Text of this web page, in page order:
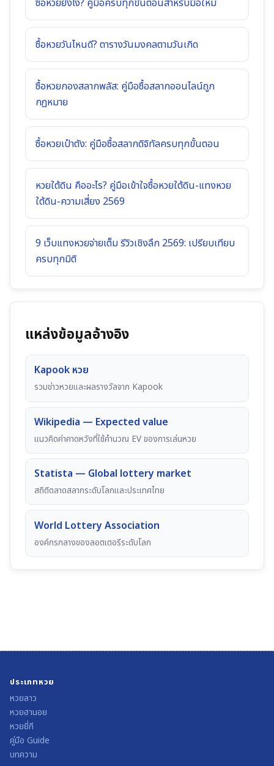
ซื้อหวยยังไง? คู่มือครบทุกขั้นตอนสำหรับมือใหม่
ซื้อหวยวันไหนดี? ตารางวันมงคลตามวันเกิด
ซื้อหวยกองสลากพลัส: คู่มือซื้อสลากออนไลน์ถูก
กฎหมาย
ซื้อหวยเป๋าตัง: คู่มือซื้อสลากดิจิทัลครบทุกขั้นตอน
หวยใต้ดิน คืออะไร? คู่มือเข้าใจซื้อหวยใต้ดิน-แทงหวย
ใต้ดิน-ความเสี่ยง 2569
9 เว็บแทงหวยจ่ายเต็ม รีวิวเชิงลึก 2569: เปรียบเทียบ
ครบทุกมิติ
แหล่งข้อมูลอ้างอิง
Kapook หวย
รวมข่าวหวยและผลรางวัลจาก Kapook
Wikipedia — Expected value
แนวคิดค่าคาดหวังที่ใช้คำนวณ EV ของการเล่นหวย
Statista — Global lottery market
สถิติตลาดสลากระดับโลกและประเทศไทย
World Lottery Association
องค์กรกลางของลอตเตอรีระดับโลก
ประเภทหวย
หวยลาว
หวยฮานอย
หวยยี่กี
คู่มือ Guide
บทความ